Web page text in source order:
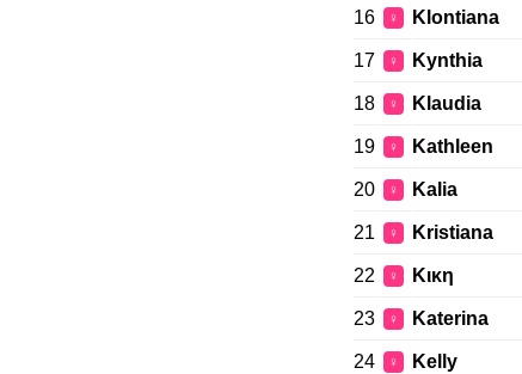
16 ♀ Klontiana
17 ♀ Kynthia
18 ♀ Klaudia
19 ♀ Kathleen
20 ♀ Kalia
21 ♀ Kristiana
22 ♀ Kικη
23 ♀ Katerina
24 ♀ Kelly